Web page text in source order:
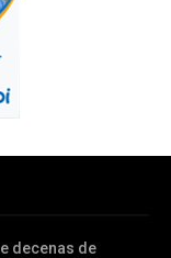
decenas de